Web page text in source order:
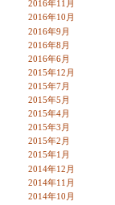
2016年11月
2016年10月
2016年9月
2016年8月
2016年6月
2015年12月
2015年7月
2015年5月
2015年4月
2015年3月
2015年2月
2015年1月
2014年12月
2014年11月
2014年10月